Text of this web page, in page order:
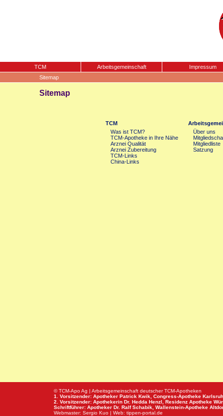
TCM Arbeitsgemeinschaft
Impressum
Sitemap
Sitemap
TCM
Was ist TCM?
TCM-Apotheke in Ihre Nähe
Arznei Qualität
Arznei Zubereitung
TCM-Links
China-Links
Über uns
Mitgliedliste
Satzung
© TCM-Apo Ag | Arbeitsgemeinschaft deutscher TCM-Apotheken
1. Vorsitzender: Apotheker Patrick Kwik, Congress-Apotheke
2. Vorsitzender: Apothekerin Dr. Hedda Henzl, Residenz Apotheke
Schriftführer: Apotheker Dr. Ralf Schabik, Wallenstein-Apotheke
Webmaster: Sergio Kuo | Web: tippen-portal.de